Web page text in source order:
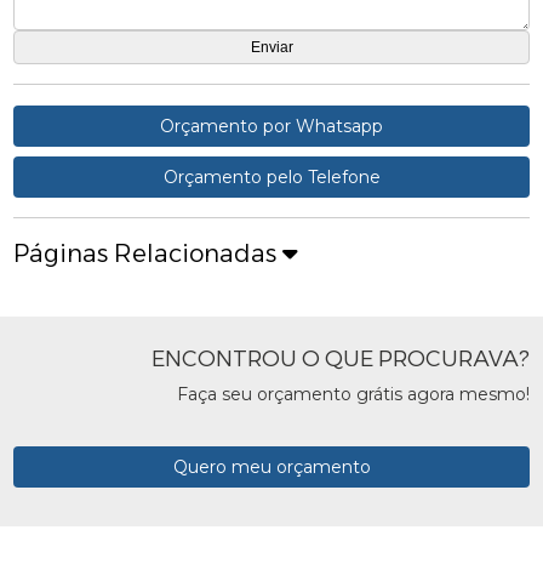
Orçamento por Whatsapp
Orçamento pelo Telefone
Páginas Relacionadas
ENCONTROU O QUE PROCURAVA?
Faça seu orçamento grátis agora mesmo!
Quero meu orçamento